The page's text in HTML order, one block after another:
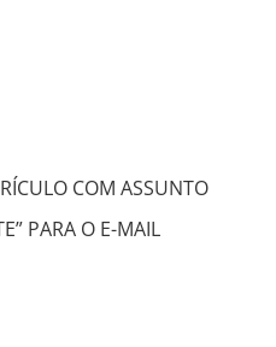
COM ASSUNTO
PARA O E-MAIL